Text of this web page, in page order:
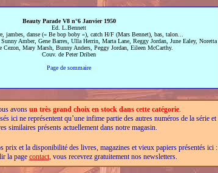
Beauty Parade V8 n°6 Janvier 1950
Ed. L.Bennett
jambes, danse (« Be bop boby »), catch H/F (Mars Bennet), bas, talon...
Amber, Gene Barres, Ulla Herrin, Marta Lane, Reggy Jordan, June Ealey, Noretta
Cezon, Mary Marsh, Bunny Anders, Peggy Jordan, Eileen McCarthy.
Couv. de Peter Driben
Page de sommaire
avons un très grand choix en stock dans cette catégorie.
ici ne représentent qu’une infime partie des autres numéros de la série et
similaires présents actuellement dans notre magasin.
prix et la disponibilité des livres, magazines et vieux papiers présentés ici :
la page contact, vous recevrez gratuitement nos newsletters.